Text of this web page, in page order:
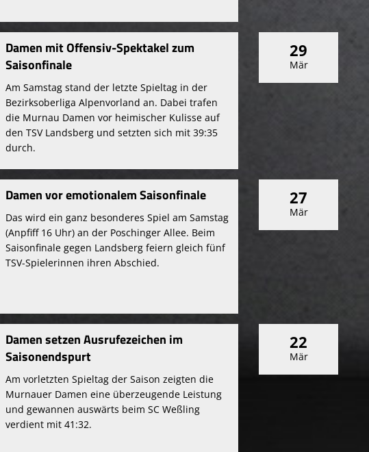
Damen mit Offensiv-Spektakel zum
Saisonfinale
Am Samstag stand der letzte Spieltag in der
Bezirksoberliga Alpenvorland an. Dabei trafen
die Murnau Damen vor heimischer Kulisse auf
den TSV Landsberg und setzten sich mit 39:35
durch.
29
Mär
Damen vor emotionalem Saisonfinale
Das wird ein ganz besonderes Spiel am Samstag
(Anpfiff 16 Uhr) an der Poschinger Allee. Beim
Saisonfinale gegen Landsberg feiern gleich fünf
TSV-Spielerinnen ihren Abschied.
27
Mär
Damen setzen Ausrufezeichen im
Saisonendspurt
Am vorletzten Spieltag der Saison zeigten die
Murnauer Damen eine überzeugende Leistung
und gewannen auswärts beim SC Weßling
verdient mit 41:32.
22
Mär